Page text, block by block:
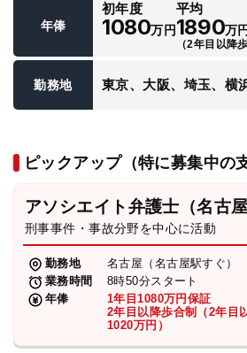
年俸
初年度
1080万円
平均
1890万円
（2年目以降
勤務地 東京、大阪、埼玉、横
ピックアップ（特に募集中の
アソシエイト弁護士（名古屋
刑事事件・事故分野を中心に活動
勤務地
名古屋（名古屋駅すぐ）
業務時間
8時50分スタート
年俸
1年目1080万円保証
2年目以降歩合制（2年目
1020万円）
弁護士・税理士
費用